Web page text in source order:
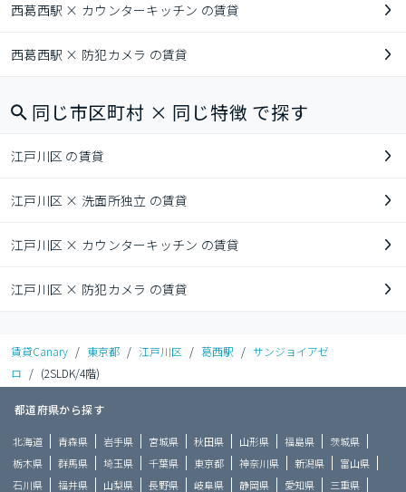
西葛西駅 × カウンターキッチン の賃貸
西葛西駅 × 防犯カメラ の賃貸
同じ市区町村 × 同じ特徴 で探す
江戸川区 の賃貸
江戸川区 × 洗面所独立 の賃貸
江戸川区 × カウンターキッチン の賃貸
江戸川区 × 防犯カメラ の賃貸
賃貸Canary / 東京都 / 江戸川区 / 葛西駅 / サンジョイアゼ
ロ / (2SLDK/4階)
都道府県から探す
北海道 青森県 岩手県 宮城県 秋田県 山形県 福島県
茨城県
栃木県
群馬県 埼玉県 千葉県 東京都 神奈川県 新潟県
富山県
石川県
福井県 山梨県 長野県 岐阜県 静岡県 愛知県 三重県